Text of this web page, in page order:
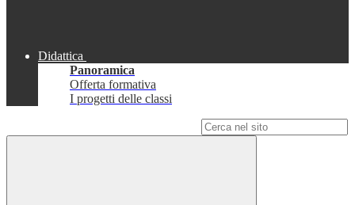
Didattica
Panoramica
Offerta formativa
I progetti delle classi